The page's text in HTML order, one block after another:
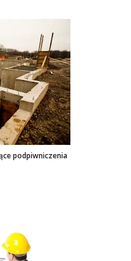
podpiwniczenia